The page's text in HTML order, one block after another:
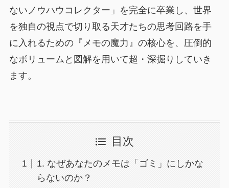
ないノウハウコレクター」を完全に卒業し、世界
を独自の視点で切り取る天才たちの思考回路を手
に入れるための『メモの魔力』の核心を、圧倒的
なボリュームと図解を用いて超・深掘りしていき
ます。
目次
1. なぜあなたのメモは「ゴミ」にしかな
らないのか？